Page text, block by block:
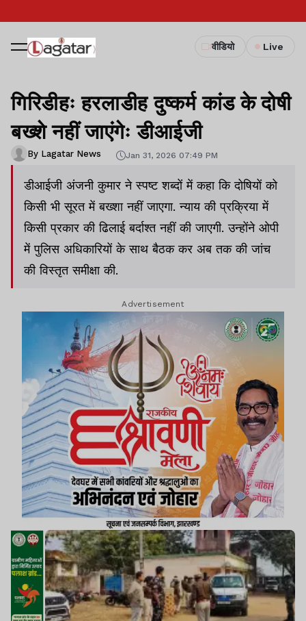
वीडियो Live
गिरिडीहः हरलाडीह दुष्कर्म कांड के दोषी
बख्शे नहीं जाएंगेः डीआईजी
By Lagatar News Jan 31, 2026 07:49 PM
डीआईजी अंजनी कुमार ने स्पष्ट शब्दों में कहा कि दोषियों को
किसी भी सूरत में बख्शा नहीं जाएगा. न्याय की प्रक्रिया में
किसी प्रकार की ढिलाई बर्दाश्त नहीं की जाएगी. उन्होंने ओपी
में पुलिस अधिकारियों के साथ बैठक कर अब तक की जांच
की विस्तृत समीक्षा की.
Advertisement